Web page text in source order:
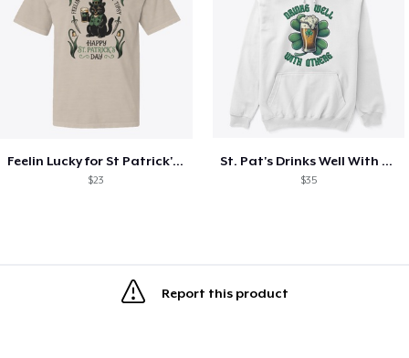
Feelin Lucky for St Patrick's Day
$23
St. Pat's Drinks Well With Others
$35
Report this product